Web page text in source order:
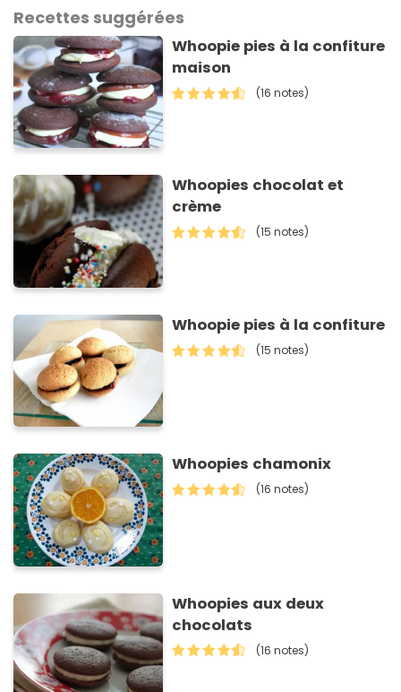
Recettes suggérées
Whoopie pies à la confiture
maison
(16 notes)
Whoopies chocolat et
crème
(15 notes)
Whoopie pies à la confiture
(15 notes)
Whoopies chamonix
(16 notes)
Whoopies aux deux
chocolats
(16 notes)